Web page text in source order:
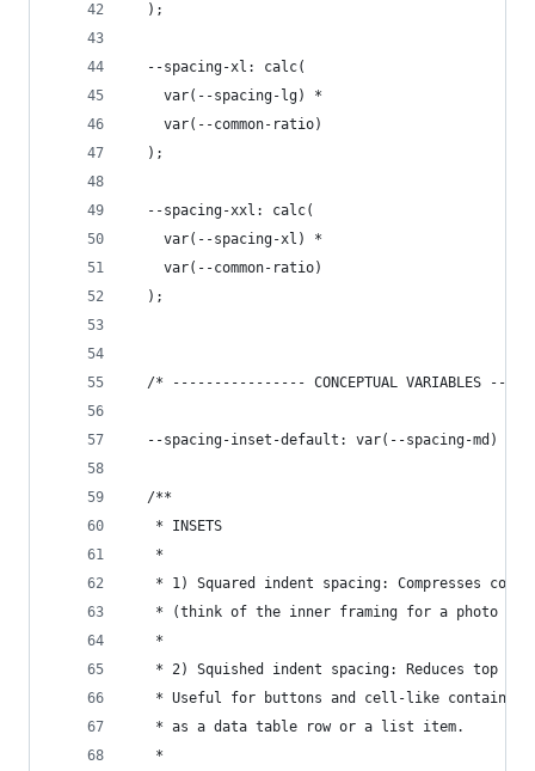
  );
  --spacing-xl: calc(
    var(--spacing-lg) *
    var(--common-ratio)
  );
  --spacing-xxl: calc(
    var(--spacing-xl) *
    var(--common-ratio)
  );
/* ---------------- CONCEPTUAL VARIABLES
--spacing-inset-default: var(--spacing-md)
  /**
   * INSETS
   *
* 1) Squared indent spacing: Compresses
* (think of the inner framing for a photo on
   *
* 2) Squished indent spacing: Reduces top
* Useful for buttons and cell-like containers
   * as a data table row or a list item.
   *